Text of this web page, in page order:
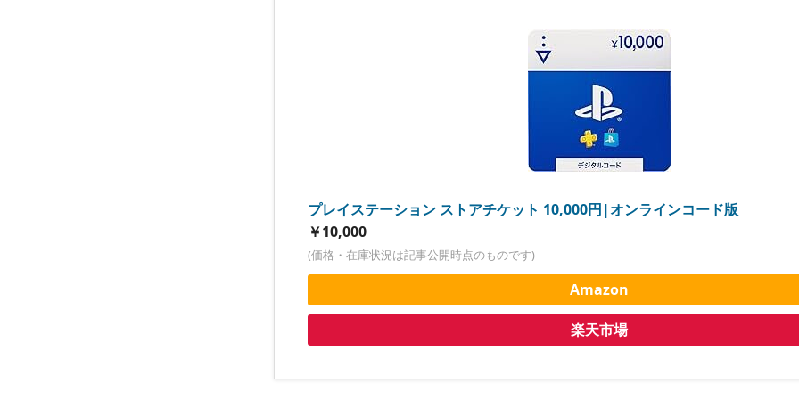
プレイステーション ストアチケット 10,000円|オンラインコード版
￥10,000
(価格・在庫状況は記事公開時点のものです)
Amazon
楽天市場